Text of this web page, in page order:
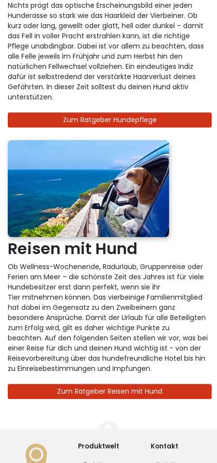
Nichts prägt das optische Erscheinungsbild einer jeden
Hunderasse so stark wie das Haarkleid der Vierbeiner. Ob
kurz oder lang, gewellt oder glatt, hell oder dunkel – damit
das Fell in voller Pracht erstrahlen kann, ist die richtige
Pflege unabdingbar. Dabei ist vor allem zu beachten, dass
alle Felle jeweils im Frühjahr und zum Herbst hin den
natürlichen Fellwechsel vollziehen. Ein eindeutiges Indiz
dafür ist selbstredend der verstärkte Haarverlust deines
Gefährten. In dieser Zeit solltest du deinen Hund aktiv
unterstützen.
Zum Ratgeber Hundepflege
Reisen mit Hund
Ob Wellness-Wochenende, Radurlaub, Gruppenreise oder
Ferien am Meer – die schönste Zeit des Jahres ist für viele
Hundebesitzer erst dann perfekt, wenn sie ihr
Tier mitnehmen können. Das vierbeinige Familienmitglied
hat dabei im Gegensatz zu den Zweibeinern ganz
besondere Ansprüche. Damit der Urlaub für alle Beteiligten
zum Erfolg wird, gilt es daher wichtige Punkte zu
beachten. Auf den folgenden Seiten stellen wir vor, was bei
einer Reise für dich und deinen Hund wichtig ist - von der
Reisevorbereitung über das hundefreundliche Hotel bis hin
zu Einreisebestimmungen und Impfungen.
Zum Ratgeber Reisen mit Hund
Produktwelt Kontakt